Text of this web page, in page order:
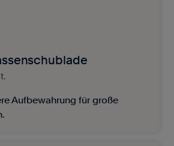
Aufbewahrung für große